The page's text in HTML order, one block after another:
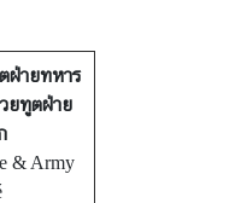
ฝ่ายทหาร
ยทูตฝ่าย
& Army